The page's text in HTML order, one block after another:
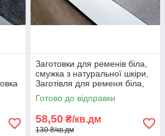
зі
Заготовки для ременів біла,
смужка з натуральної шкіри,
Заготівля для ременя біла,
смужки зі шкіри
Готово до відправки
58,50 ₴/кв.дм
130 ₴/кв.дм